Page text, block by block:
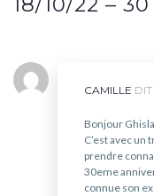
CAMILLE DIT
Bonjour
C’est avec un
prendre
30eme
connue son